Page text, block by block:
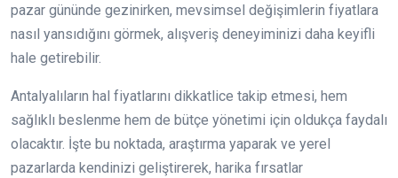
pazar gününde gezinirken, mevsimsel değişimlerin fiyatlara
nasıl yansıdığını görmek, alışveriş deneyiminizi daha keyifli
hale getirebilir.
Antalyalıların hal fiyatlarını dikkatlice takip etmesi, hem
sağlıklı beslenme hem de bütçe yönetimi için oldukça faydalı
olacaktır. İşte bu noktada, araştırma yaparak ve yerel
pazarlarda kendinizi geliştirerek, harika fırsatlar